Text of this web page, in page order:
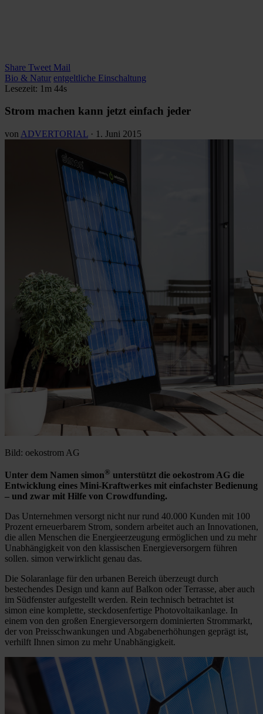
Share Tweet Mail
Bio & Natur entgeltliche Einschaltung
Lesezeit: 1m 44s
Strom machen kann jetzt einfach jeder
von ADVERTORIAL · 1. Juni 2015
Bild: oekostrom AG
Unter dem Namen simon® unterstützt die oekostrom AG die
Entwicklung eines Mini-Kraftwerkes mit einfachster Bedienung
– und zwar mit Hilfe von Crowdfunding.
Das Unternehmen versorgt nicht nur rund 40.000 Kunden mit 100
Prozent erneuerbarem Strom, sondern arbeitet auch an Innovationen,
die allen Menschen die Energieerzeugung ermöglichen und zu mehr
Unabhängigkeit von den klassischen Energieversorgern führen
sollen. simon verwirklicht genau das.
Die Solaranlage für den urbanen Bereich überzeugt durch
bestechendes Design und kann auf Balkon oder Terrasse, aber auch
im Südfenster aufgestellt werden. Rein technisch betrachtet ist
simon eine komplette, steckdosenfertige Photovoltaikanlage. In
einem von den großen Energieversorgern dominierten Strommarkt,
der von Preisschwankungen und Abgabenerhöhungen geprägt ist,
verhilft Ihnen simon zu mehr Unabhängigkeit.